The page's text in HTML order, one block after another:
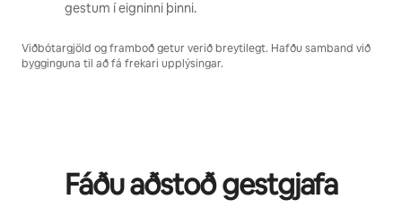
gestum í eigninni þinni.
Viðbótargjöld og framboð getur verið breytilegt. Hafðu samband við
bygginguna til að fá frekari upplýsingar.
Fáðu aðstoð gestgjafa